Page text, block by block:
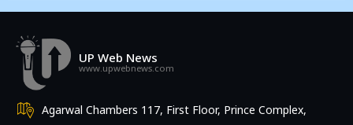
UP Web News
www.upwebnews.com
Agarwal Chambers 117, First Floor, Prince Complex,